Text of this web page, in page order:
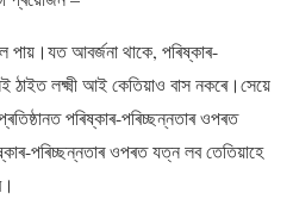
পায়।যত আবৰ্জনা থাকে, পৰিষ্কাৰ-
ঠাইত লক্ষ্মী আই কেতিয়াও বাস নকৰে।সেয়ে
পৰিষ্কাৰ-পৰিচ্ছন্নতাৰ ওপৰত
পৰিচ্ছন্নতাৰ ওপৰত যত্ন লব তেতিয়াহে